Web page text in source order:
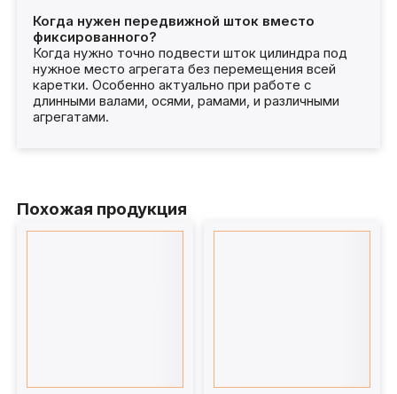
Когда нужен передвижной шток вместо
фиксированного?
Когда нужно точно подвести шток цилиндра под
нужное место агрегата без перемещения всей
каретки. Особенно актуально при работе с
длинными валами, осями, рамами, и различными
агрегатами.
Похожая продукция